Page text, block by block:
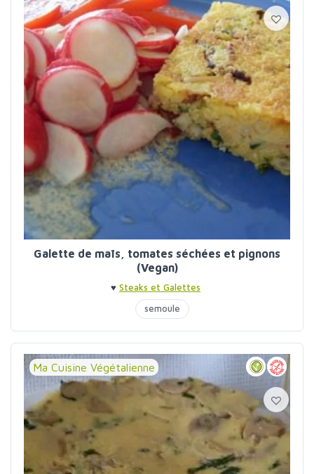
Galette de maïs, tomates séchées et pignons
(Vegan)
♥ Steaks et Galettes
semoule
Ma Cuisine Végétalienne